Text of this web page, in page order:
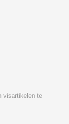
visartikelen te